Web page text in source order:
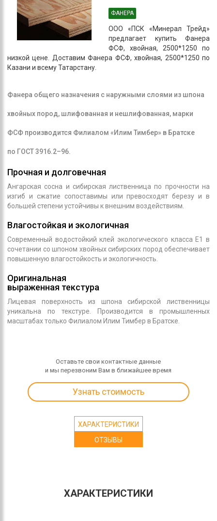
ФАНЕРА
ООО «ПСК «Минерал Трейд»
предлагает купить Фанера
ФСФ, хвойная, 2500*1250 по
низкой цене. Доставим Фанера ФСФ, хвойная, 2500*1250 по
Казани и всему Татарстану.
Фанера общего назначения с наружными слоями из шпона
хвойных пород, шлифованная и нешлифованная, марки
ФСФ производится Филиалом «Илим Тимбер» в Братске
по ГОСТ 3916.2–96.
Прочная и долговечная
Ангарская сосна и сибирская лиственница по прочности на
изгиб и сжатие сопоставимы или превосходят березу и в
большей степени устойчивы к внешним воздействиям.
Влагостойкая и экологичная
Современный водостойкий клей экологического класса Е1 в
сочетании со шпоном хвойных сибирских пород обеспечивает
повышенную влагостойкость и экологичность.
Оригинальная
выраженная текстура
Лицевая поверхность из шпона сибирской лиственницы
уникальна по текстуре. Производится в промышленных
масштабах только Филиалом Илим Тимбер в Братске.
Оставьте свои контактные данные
и мы перезвоним Вам в ближайшее время
Узнать стоимость
ХАРАКТЕРИСТИКИ
ОТЗЫВЫ
ХАРАКТЕРИСТИКИ